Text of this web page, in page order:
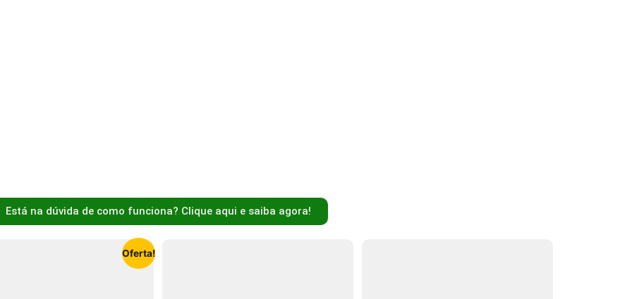
Está na dúvida de como funciona? Clique aqui e saiba agora!
Oferta!